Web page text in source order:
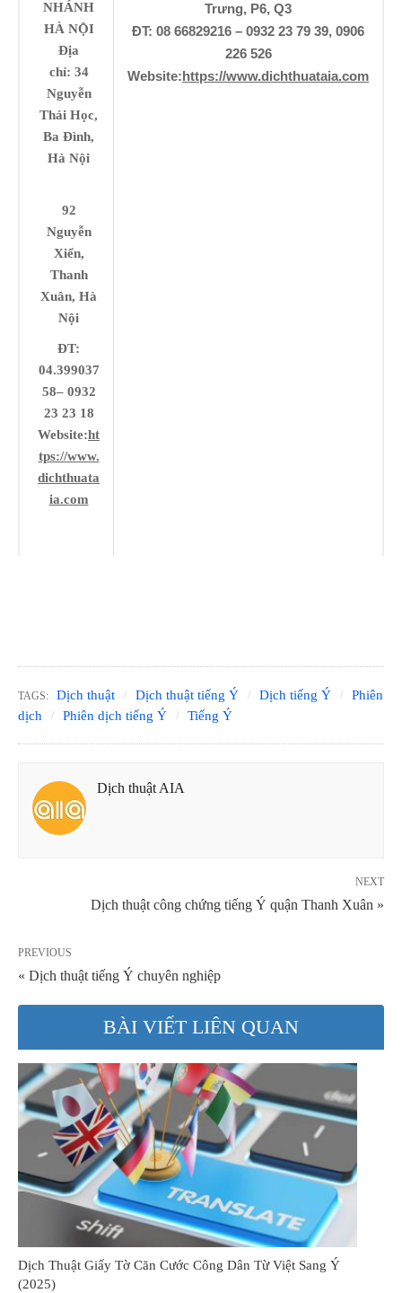
NHÁNH
HÀ NỘI
Địa
chỉ: 34
Nguyễn
Thái Học,
Ba Đình,
Hà Nội
92
Nguyễn
Xiển,
Thanh
Xuân, Hà
Nội
ĐT:
04.399037
58– 0932
23 23 18
Website:ht
tps://www.
dichthuata
ia.com
Trưng, P6, Q3
ĐT: 08 66829216 – 0932 23 79 39, 0906
226 526
Website:https://www.dichthuataia.com
TAGS: Dịch thuật Dịch thuật tiếng Ý Dịch tiếng Ý
Phiên
dịch
Phiên dịch tiếng Ý Tiếng Ý
Dịch thuật AIA
NEXT
Dịch thuật công chứng tiếng Ý quận Thanh Xuân »
PREVIOUS
« Dịch thuật tiếng Ý chuyên nghiệp
BÀI VIẾT LIÊN QUAN
Dịch Thuật Giấy Tờ Căn Cước Công Dân Từ Việt Sang Ý
(2025)